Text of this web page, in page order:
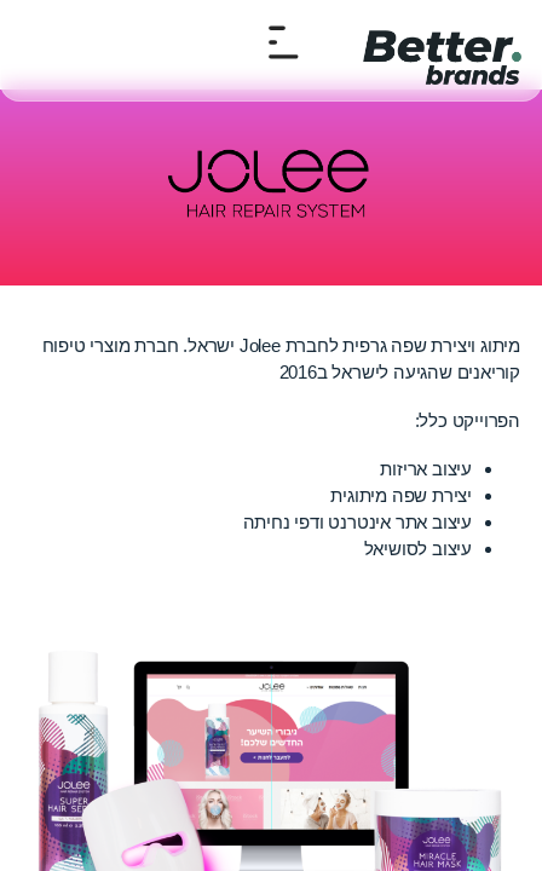
מיתוג ויצירת שפה גרפית לחברת Jolee ישראל. חברת מוצרי טיפוח
קוריאנים שהגיעה לישראל ב2016
הפרוייקט כלל:
עיצוב אריזות
יצירת שפה מיתוגית
עיצוב אתר אינטרנט ודפי נחיתה
עיצוב לסושיאל